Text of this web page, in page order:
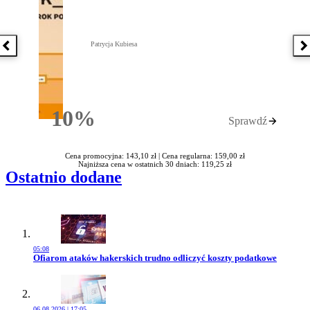
Poprzednia książka
10%Rabatu
Patrycja Kubiesa
Sprawdź
Cena promocyjna: 143,10 zł | Cena regularna: 159,00 zł
Najniższa cena w ostatnich 30 dniach: 119,25 zł
Ostatnio dodane
05:08
Przejdź do artykułu:
Ofiarom ataków hakerskich trudno odliczyć koszty podatkowe